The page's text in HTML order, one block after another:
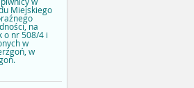
Miejskiego
na
o nr 508/4 i
w
w